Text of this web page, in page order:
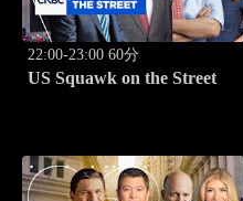
22:00-23:00 60分
US Squawk on the Street